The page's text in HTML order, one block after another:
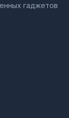
гаджетов